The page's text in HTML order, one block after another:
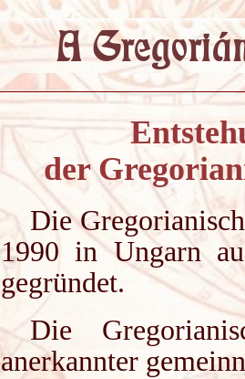
der
Die
1990 in Ungarn
gegründet.
Die
anerkannter